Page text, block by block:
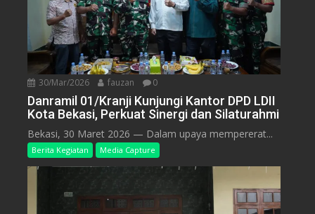
30/Mar/2026 fauzan 0
Danramil 01/Kranji Kunjungi Kantor DPD LDII
Kota Bekasi, Perkuat Sinergi dan Silaturahmi
Bekasi, 30 Maret 2026 — Dalam upaya mempererat...
Berita Kegiatan Media Capture